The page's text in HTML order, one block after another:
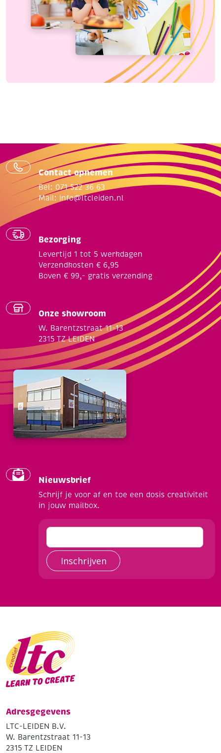
Contact opnemen
Bel: 071 522 36 63
Mail: info@ltcleiden.nl
Bezorging
Levertijd 1 tot 5 werkdagen
Verzendkosten € 6,95
Boven € 99,- gratis verzending
Onze showroom
W. Barentzstraat 11-13
2315 TZ LEIDEN
Nieuwsbrief
Schrijf je voor af en toe een dosis creativiteit
in jouw mailbox.
Inschrijven
Adresgegevens
LTC-LEIDEN B.V.
W. Barentzstraat 11-13
2315 TZ LEIDEN